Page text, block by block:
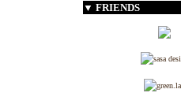
▼ FRIENDS